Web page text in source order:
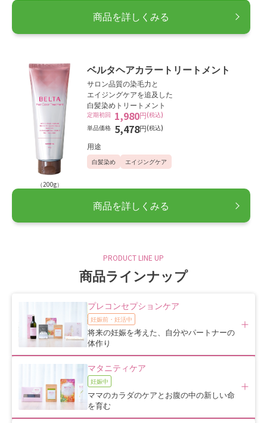
商品を詳しくみる
（200g）
ベルタヘアカラートリートメント
サロン品質の染毛力と
エイジングケアを追及した
白髪染めトリートメント
定期初回 1,980円(税込)
単品価格 5,478円(税込)
用途
白髪染め エイジングケア
商品を詳しくみる
PRODUCT LINE UP
商品ラインナップ
プレコンセプションケア
妊娠前・妊活中
将来の妊娠を考えた、自分やパートナーの
体作り
マタニティケア
妊娠中
ママのカラダのケアとお腹の中の新しい命
を育む